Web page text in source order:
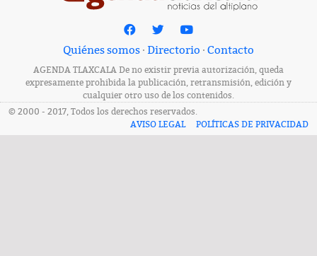
Quiénes somos · Directorio · Contacto
AGENDA TLAXCALA De no existir previa autorización, queda
expresamente prohibida la publicación, retransmisión, edición y
cualquier otro uso de los contenidos.
© 2000 - 2017, Todos los derechos reservados.
AVISO LEGAL
POLÍTICAS DE PRIVACIDAD